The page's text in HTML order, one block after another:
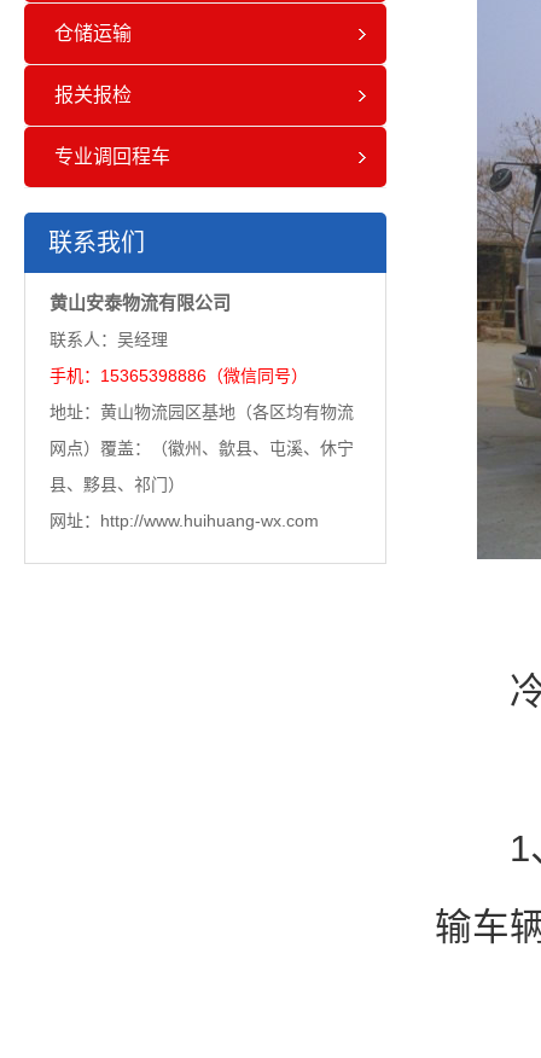
仓储运输
报关报检
专业调回程车
联系我们
黄山安泰物流有限公司
联系人：吴经理
手机：15365398886（微信同号）
地址：黄山物流园区基地（各区均有物流
网点）覆盖：（徽州、歙县、屯溪、休宁
县、黟县、祁门）
网址：http://www.huihuang-wx.com
冷
1、
输车